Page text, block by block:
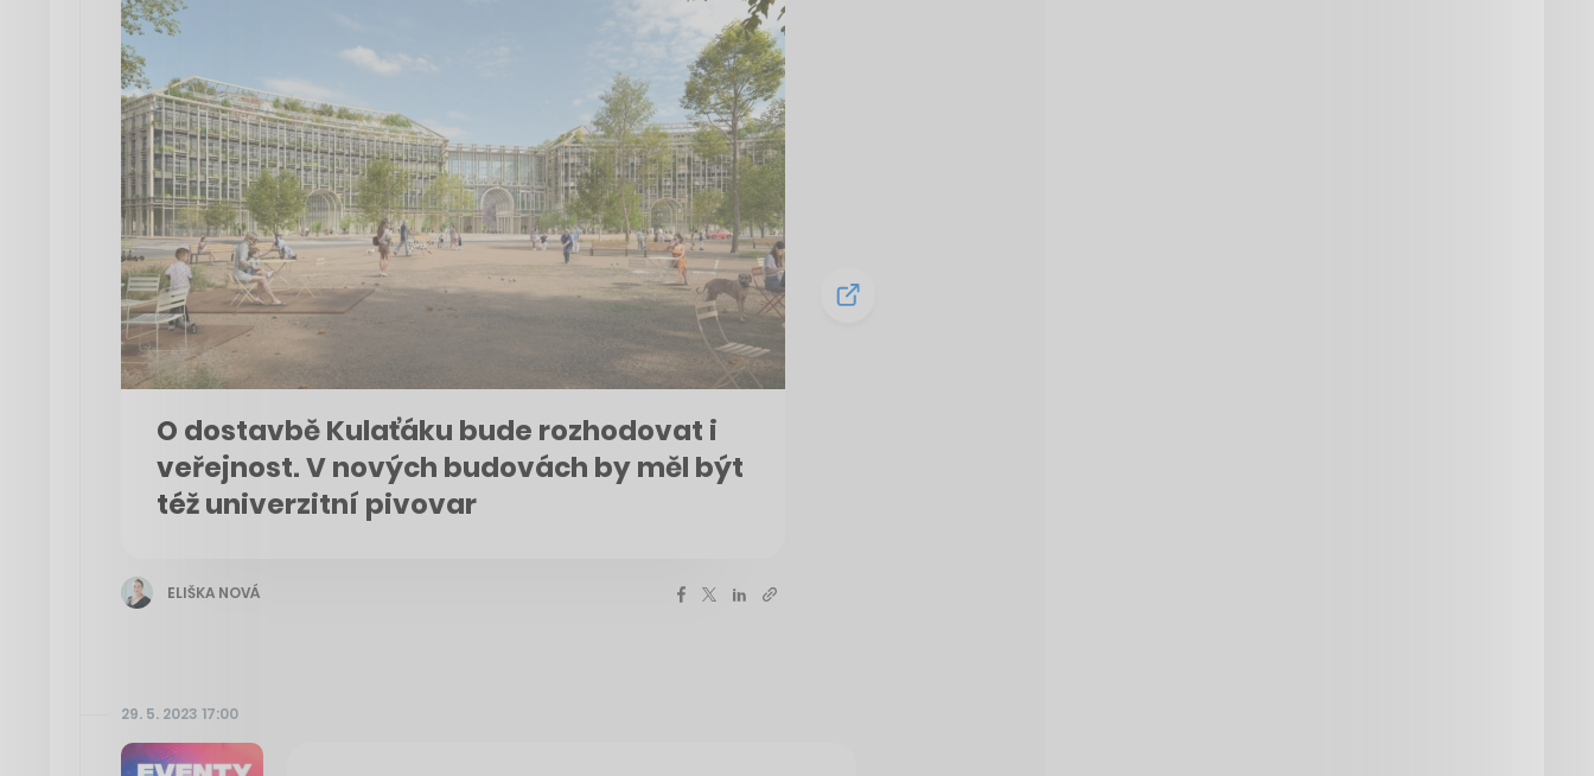
O dostavbě Kulaťáku bude rozhodovat i
veřejnost. V nových budovách by měl být
též univerzitní pivovar
ELIŠKA NOVÁ
29. 5. 2023 17:00